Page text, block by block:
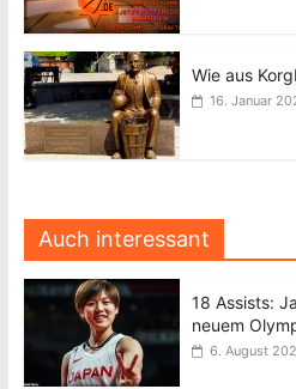
Wie aus
16. Januar
Auch interessant
18 Assists:
neuem
6. August